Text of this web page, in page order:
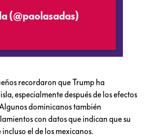
(@paolasadas)
recordaron que Trump ha
especialmente después de los efectos
dominicanos también
con datos que indican que su
el de los mexicanos.